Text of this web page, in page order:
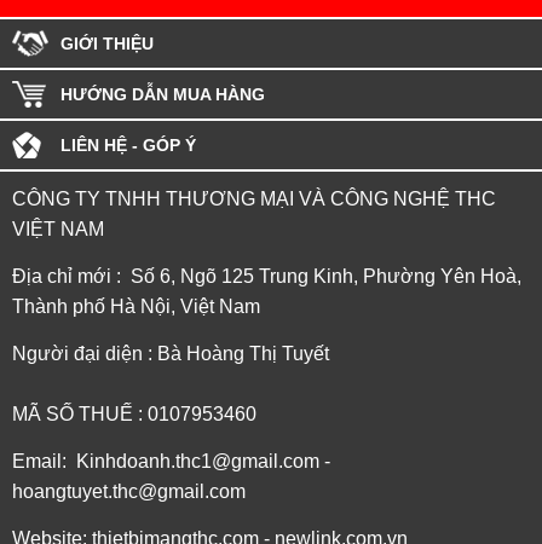
GIỚI THIỆU
HƯỚNG DẪN MUA HÀNG
LIÊN HỆ - GÓP Ý
CÔNG TY TNHH THƯƠNG MẠI VÀ CÔNG NGHỆ THC
VIỆT NAM
Địa chỉ mới : Số 6, Ngõ 125 Trung Kinh, Phường Yên Hoà,
Thành phố Hà Nội, Việt Nam
Người đại diện : Bà Hoàng Thị Tuyết
MÃ SỐ THUẾ : 0107953460
Email: Kinhdoanh.thc1@gmail.com -
hoangtuyet.thc@gmail.com
Website: thietbimangthc.com - newlink.com.vn